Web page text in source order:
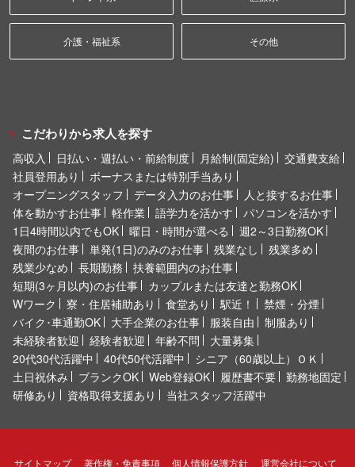
介護・福祉系 その他
こだわりから求人を探す
高収入 日払い・週払い・前給制度 月給制(固定給)
交通費支給
社員登用あり
ボーナスまたは特別手当あり
オープニングスタッフ
データ入力のお仕事
人と接するお仕事
体を動かすお仕事
軽作業 語学力を活かす
パソコンを活かす
1日4時間以内でもOK
曜日・時間が選べる
週2～3日勤務OK
夜間のお仕事
単発(1日)のみのお仕事 残業なし
残業多め
残業少なめ
長期勤務
扶養範囲内のお仕事
短期(3ヶ月以内)のお仕事
カップルまたは友達と勤務OK
Wワーク
寮・住居補助あり 食堂あり 駅近！
禁煙・分煙
バイク･車通勤OK
大手企業のお仕事 服装自由
制服あり
未経験者歓迎
経験者歓迎 年齢不問
大量募集
20代30代活躍中
40代50代活躍中
シニア（60歳以上）ＯＫ
土日祝休み
ブランクOK Web登録OK 履歴書不要
勤務地固定
研修あり
資格取得支援あり 当社スタッフ活躍中
サイトマップ 著作権・免責事項 個人情報保護方針 運営会社について